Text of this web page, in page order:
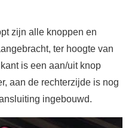
zijn alle knoppen en
ter hoogte van
is een aan/uit knop
aan de rechterzijde is nog
ingebouwd.